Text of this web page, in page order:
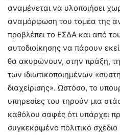
αναμένεται να υλοποιήσει
αναμόρφωση του τομέα της
προβλέπει το ΕΣΔΑ και από
αυτοδιοίκησης να πάρουν
θα ακυρώνουν, στην πράξη, τη
των ιδιωτικοποιημένων
διαχείρισης». Ωστόσο, το
υπηρεσίες του τηρούν μια
καθόλου σαφές ότι υπάρχει
συγκεκριμένο πολιτικό